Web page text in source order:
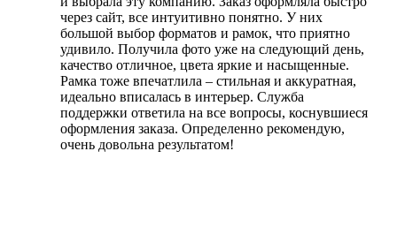
через сайт, все интуитивно понятно. У них
большой выбор форматов и рамок, что приятно
удивило. Получила фото уже на следующий день,
качество отличное, цвета яркие и насыщенные.
Рамка тоже впечатлила – стильная и аккуратная,
идеально вписалась в интерьер. Служба
поддержки ответила на все вопросы, коснувшиеся
оформления заказа. Определенно рекомендую,
очень довольна результатом!